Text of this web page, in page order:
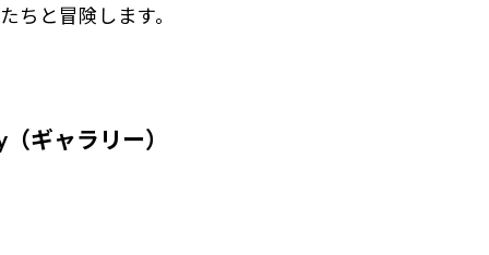
ちと冒険します。
ギャラリー）